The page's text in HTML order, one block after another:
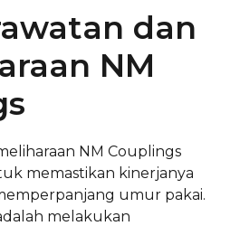
dan
NM
NM Couplings
memastikan kinerjanya
umur pakai.
melakukan